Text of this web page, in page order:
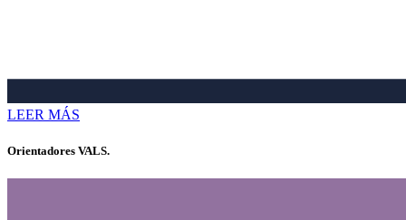
LEER MÁS
Orientadores VALS.